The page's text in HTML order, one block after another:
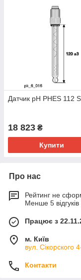
Датчик pH PHES 112
18 823 ₴
Купити
Про нас
Рейтинг не
Менше 5 відгуків
Працює з
м. Київ
вул. Сікорского
Контакти